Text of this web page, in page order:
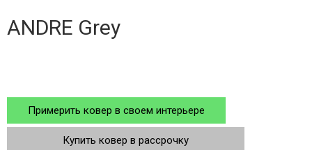
ANDRE Grey
Примерить ковер в своем интерьере
Купить ковер в рассрочку